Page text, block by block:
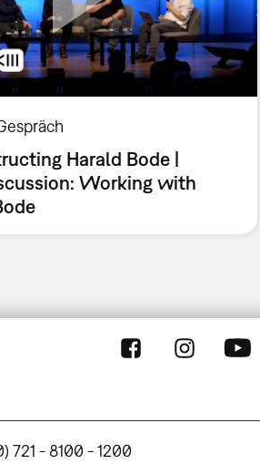
Harald Bode |
Working with
721 - 8100 - 1200